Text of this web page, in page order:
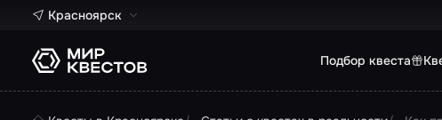
Красноярск
Подбор квеста